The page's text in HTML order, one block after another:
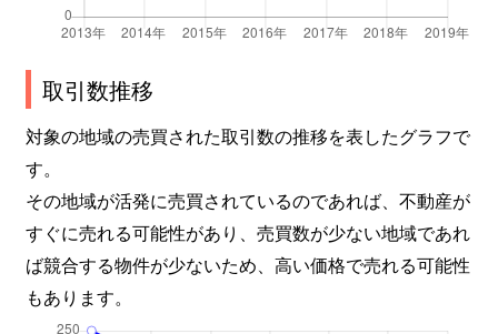
取引数推移
対象の地域の売買された取引数の推移を表したグラフで
す。
その地域が活発に売買されているのであれば、不動産が
すぐに売れる可能性があり、売買数が少ない地域であれ
ば競合する物件が少ないため、高い価格で売れる可能性
もあります。